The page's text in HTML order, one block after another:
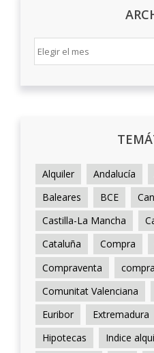
ARCHIVO
Alquiler Andalucía
Baleares
BCE
Castilla-La Mancha
Cataluña
Compra
Compraventa
Comunitat Valenciana
Euribor
Extremadura
Hipotecas
Indice